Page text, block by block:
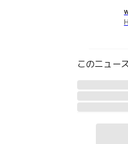
このニュー